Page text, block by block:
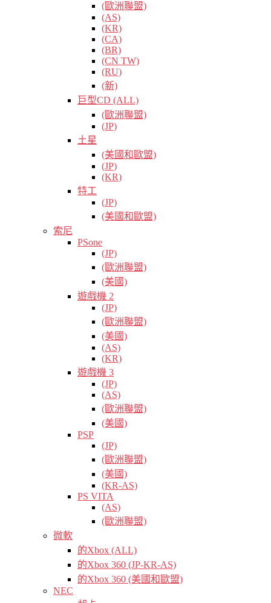
(歐洲聯盟)
(AS)
(KR)
(CA)
(BR)
(CN TW)
(RU)
(新)
巨型CD (ALL)
(歐洲聯盟)
(JP)
土星
(美國和歐盟)
(JP)
(KR)
特工
(JP)
(美國和歐盟)
索尼
PSone
(JP)
(歐洲聯盟)
(美國)
遊戲機 2
(JP)
(歐洲聯盟)
(美國)
(AS)
(KR)
遊戲機 3
(JP)
(AS)
(歐洲聯盟)
(美國)
PSP
(JP)
(歐洲聯盟)
(美國)
(KR-AS)
PS VITA
(AS)
(歐洲聯盟)
微軟
的Xbox (ALL)
的Xbox 360 (JP-KR-AS)
的Xbox 360 (美國和歐盟)
NEC